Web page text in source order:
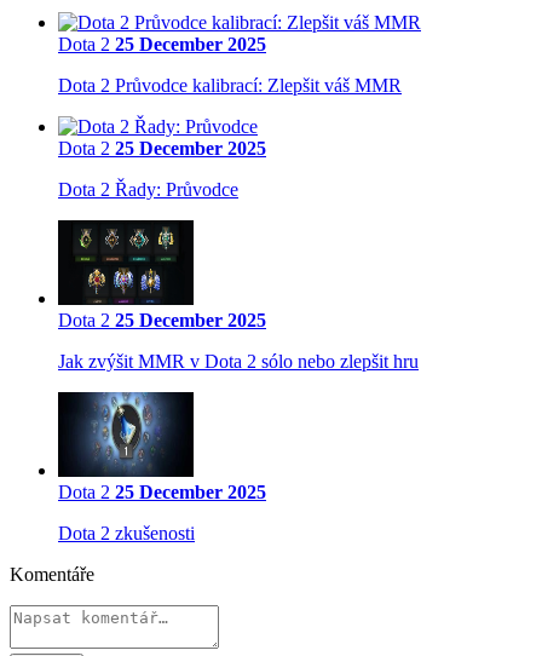
Dota 2 25 December 2025
Dota 2 Průvodce kalibrací: Zlepšit váš MMR
Dota 2 25 December 2025
Dota 2 Řady: Průvodce
Dota 2 25 December 2025
Jak zvýšit MMR v Dota 2 sólo nebo zlepšit hru
Dota 2 25 December 2025
Dota 2 zkušenosti
Komentáře